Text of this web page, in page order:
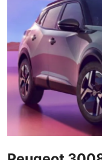
Bakım & Arıza
Elektrikli & Hibrit
Kiralama & Filo
Sürüş & Güvenlik
Lastik & Jant